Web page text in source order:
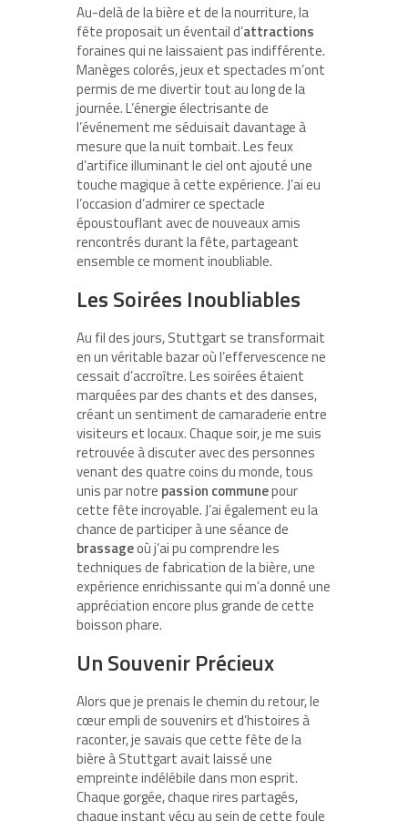
Au-delà de la bière et de la nourriture, la
fête proposait un éventail d’attractions
foraines qui ne laissaient pas indifférente.
Manèges colorés, jeux et spectacles m’ont
permis de me divertir tout au long de la
journée. L’énergie électrisante de
l’événement me séduisait davantage à
mesure que la nuit tombait. Les feux
d’artifice illuminant le ciel ont ajouté une
touche magique à cette expérience. J’ai eu
l’occasion d’admirer ce spectacle
époustouflant avec de nouveaux amis
rencontrés durant la fête, partageant
ensemble ce moment inoubliable.
Les Soirées Inoubliables
Au fil des jours, Stuttgart se transformait
en un véritable bazar où l’effervescence ne
cessait d’accroître. Les soirées étaient
marquées par des chants et des danses,
créant un sentiment de camaraderie entre
visiteurs et locaux. Chaque soir, je me suis
retrouvée à discuter avec des personnes
venant des quatre coins du monde, tous
unis par notre passion communepour
cette fête incroyable. J’ai également eu la
chance de participer à une séance de
brassageoù j’ai pu comprendre les
techniques de fabrication de la bière, une
expérience enrichissante qui m’a donné une
appréciation encore plus grande de cette
boisson phare.
Un Souvenir Précieux
Alors que je prenais le chemin du retour, le
cœur empli de souvenirs et d’histoires à
raconter, je savais que cette fête de la
bière à Stuttgart avait laissé une
empreinte indélébile dans mon esprit.
Chaque gorgée, chaque rires partagés,
chaque instant vécu au sein de cette foule